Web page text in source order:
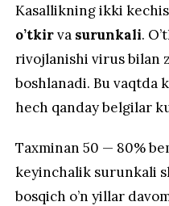
Kasallikning ikki
o’tkirva surunkali.
rivojlanishi virus bilan
boshlanadi. Bu vaqtda
hech qanday belgilar
Taxminan 50 — 80%
keyinchalik surunkali
bosqich o’n yillar